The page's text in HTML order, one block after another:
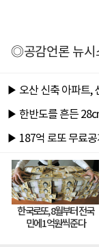
◎공감언론 뉴시